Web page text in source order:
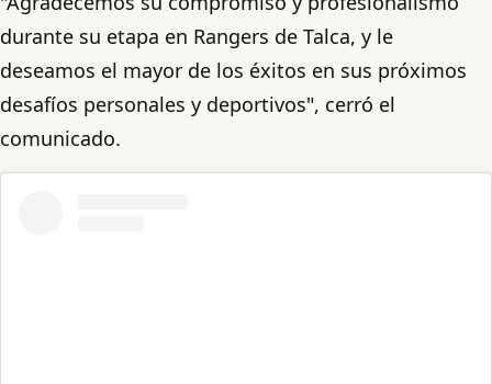
durante su etapa en Rangers de Talca, y le
deseamos el mayor de los éxitos en sus próximos
desafíos personales y deportivos", cerró el
comunicado.